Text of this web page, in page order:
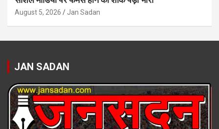
August 5, 2026 Jan Sadan
JAN SADAN